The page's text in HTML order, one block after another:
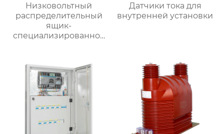
Низковольтный
распределительный
ящик-
специализированное
Датчики тока для
внутренней установки